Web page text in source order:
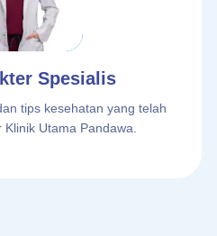
Spesialis
tips kesehatan yang telah
Utama Pandawa.